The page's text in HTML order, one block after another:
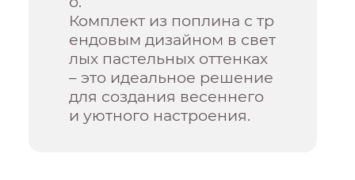
Комплект из поплина с тр
ендовым дизайном в свет
лых пастельных оттенках
– это идеальное решение
для создания весеннего
и уютного настроения.